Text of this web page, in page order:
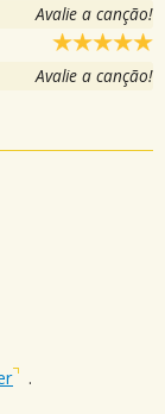
Avalie a canção!
Avalie a canção!
.